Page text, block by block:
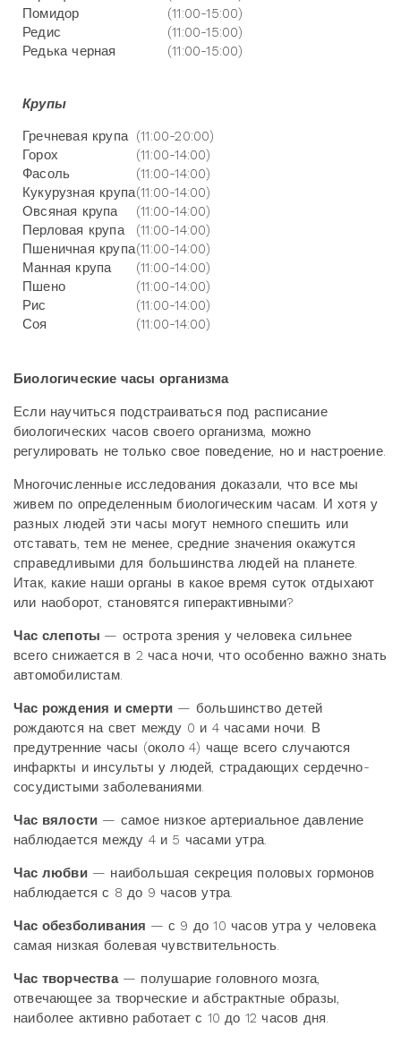
Помидор
(11:00-15:00)
Редис
(11:00-15:00)
Редька черная
(11:00-15:00)
Крупы
Гречневая крупа (11:00-20:00)
Горох
(11:00-14:00)
Фасоль
(11:00-14:00)
Кукурузная крупа(11:00-14:00)
Овсяная крупа
(11:00-14:00)
Перловая крупа
(11:00-14:00)
Пшеничная крупа(11:00-14:00)
Манная крупа
(11:00-14:00)
Пшено
(11:00-14:00)
Рис
(11:00-14:00)
Соя
(11:00-14:00)
Биологические часы организма
Если научиться подстраиваться под расписание
биологических часов своего организма, можно
регулировать не только свое поведение, но и настроение.
Многочисленные исследования доказали, что все мы
живем по определенным биологическим часам. И хотя у
разных людей эти часы могут немного спешить или
отставать, тем не менее, средние значения окажутся
справедливыми для большинства людей на планете.
Итак, какие наши органы в какое время суток отдыхают
или наоборот, становятся гиперактивными?
Час слепоты — острота зрения у человека сильнее
всего снижается в 2 часа ночи, что особенно важно знать
автомобилистам.
Час рождения и смерти — большинство детей
рождаются на свет между 0 и 4 часами ночи. В
предутренние часы (около 4) чаще всего случаются
инфаркты и инсульты у людей, страдающих сердечно-
сосудистыми заболеваниями.
Час вялости — самое низкое артериальное давление
наблюдается между 4 и 5 часами утра.
Час любви— наибольшая секреция половых гормонов
наблюдается с 8 до 9 часов утра.
Час обезболивания — с 9 до 10 часов утра у человека
самая низкая болевая чувствительность.
Час творчества— полушарие головного мозга,
отвечающее за творческие и абстрактные образы,
наиболее активно работает с 10 до 12 часов дня.